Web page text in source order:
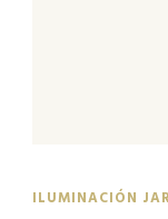
ILUMINACIÓN